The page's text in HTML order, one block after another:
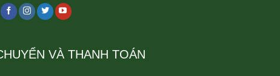
VÀ THANH TOÁN